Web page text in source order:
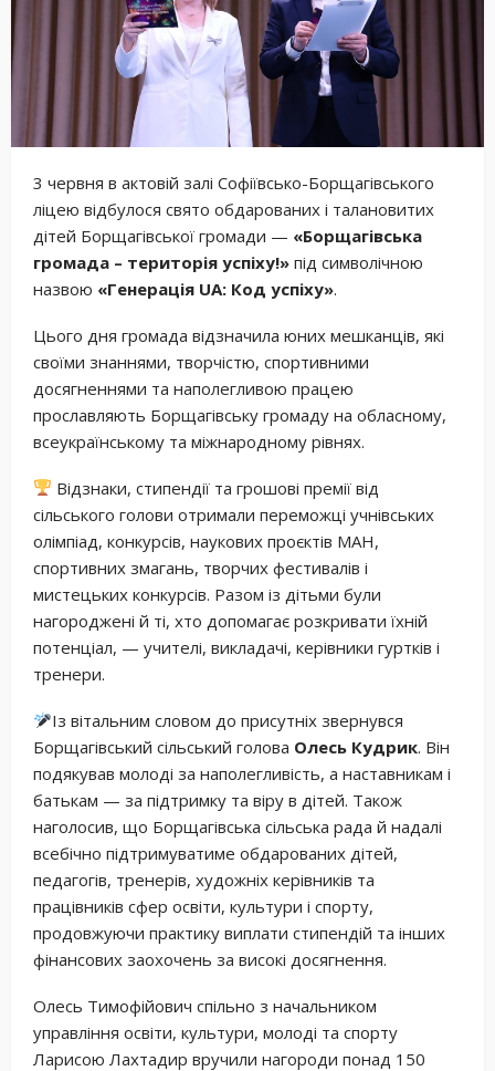
3 червня в актовій залі Софіївсько-Борщагівського
ліцею відбулося свято обдарованих і талановитих
дітей Борщагівської громади — «Борщагівська
громада – територія успіху!» під символічною
назвою «Генерація UA: Код успіху».
Цього дня громада відзначила юних мешканців, які
своїми знаннями, творчістю, спортивними
досягненнями та наполегливою працею
прославляють Борщагівську громаду на обласному,
всеукраїнському та міжнародному рівнях.
Відзнаки, стипендії та грошові премії від
сільського голови отримали переможці учнівських
олімпіад, конкурсів, наукових проєктів МАН,
спортивних змагань, творчих фестивалів і
мистецьких конкурсів. Разом із дітьми були
нагороджені й ті, хто допомагає розкривати їхній
потенціал, — учителі, викладачі, керівники гуртків і
тренери.
Із вітальним словом до присутніх звернувся
Борщагівський сільський голова Олесь Кудрик. Він
подякував молоді за наполегливість, а наставникам і
батькам — за підтримку та віру в дітей. Також
наголосив, що Борщагівська сільська рада й надалі
всебічно підтримуватиме обдарованих дітей,
педагогів, тренерів, художніх керівників та
працівників сфер освіти, культури і спорту,
продовжуючи практику виплати стипендій та інших
фінансових заохочень за високі досягнення.
Олесь Тимофійович спільно з начальником
управління освіти, культури, молоді та спорту
Ларисою Лахтадир вручили нагороди понад 150